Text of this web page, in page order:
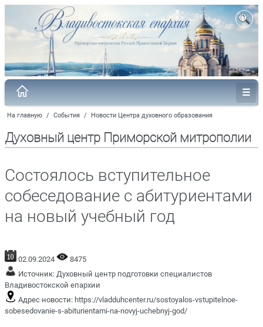
На главную / События / Новости Центра духовного образования
Духовный центр Приморской митрополии
Состоялось вступительное
собеседование с абитуриентами
на новый учебный год
02.09.2024
8475
Источник: Духовный центр подготовки специалистов
Владивостокской епархии
Адрес новости: https://vladduhcenter.ru/sostoyalos-vstupitelnoe-
sobesedovanie-s-abiturientami-na-novyj-uchebnyj-god/